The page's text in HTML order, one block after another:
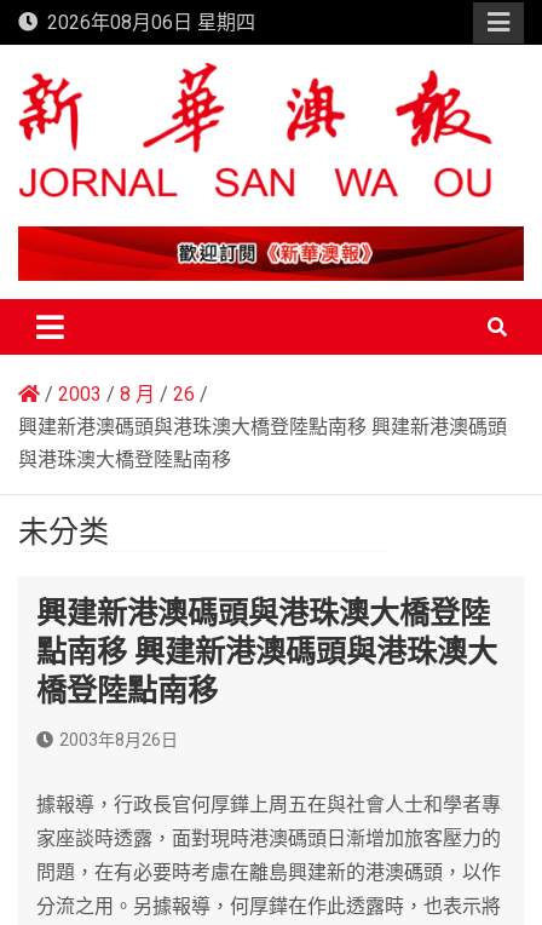
Skip
to
content
2026年08月06日 星期四
新華澳報
2003 8 月
26
興建新港澳碼頭與港珠澳大橋登陸點南移 興建新港澳碼頭
與港珠澳大橋登陸點南移
未分类
興建新港澳碼頭與港珠澳大橋登陸
點南移 興建新港澳碼頭與港珠澳大
橋登陸點南移
2003年8月26日
據報導，行政長官何厚鏵上周五在與社會人士和學者專
家座談時透露，面對現時港澳碼頭日漸增加旅客壓力的
問題，在有必要時考慮在離島興建新的港澳碼頭，以作
分流之用。另據報導，何厚鏵在作此透露時，也表示將